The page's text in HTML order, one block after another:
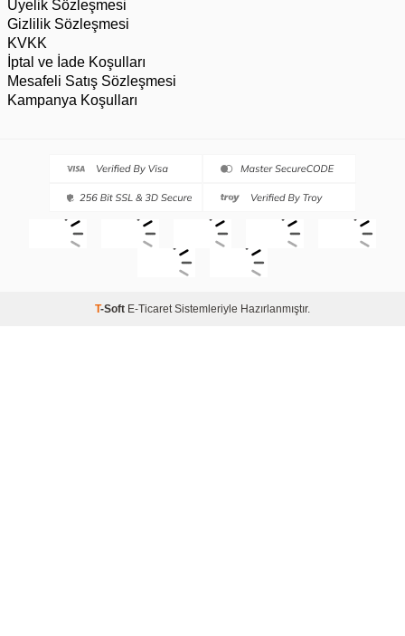
Üyelik Sözleşmesi
Gizlilik Sözleşmesi
KVKK
İptal ve İade Koşulları
Mesafeli Satış Sözleşmesi
Kampanya Koşulları
T-Soft E-Ticaret Sistemleriyle Hazırlanmıştır.